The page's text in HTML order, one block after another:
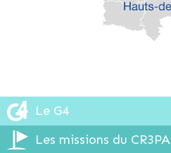
Le G4
Les missions du CR3PA